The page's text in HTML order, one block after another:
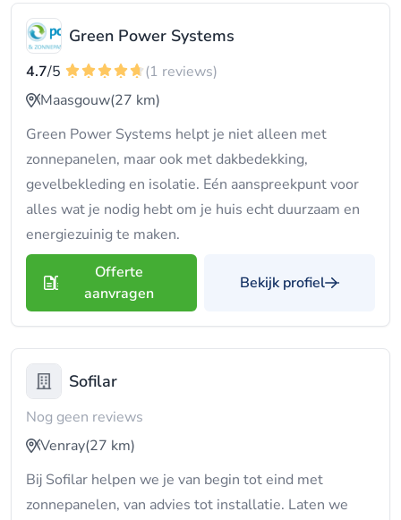
Green Power Systems
4.7/5
(1 reviews)
Maasgouw(27 km)
Green Power Systems helpt je niet alleen met
zonnepanelen, maar ook met dakbedekking,
gevelbekleding en isolatie. Eén aanspreekpunt voor
alles wat je nodig hebt om je huis echt duurzaam en
energiezuinig te maken.
Offerte
aanvragen
Bekijk profiel
Sofilar
Nog geen reviews
Venray(27 km)
Bij Sofilar helpen we je van begin tot eind met
zonnepanelen, van advies tot installatie. Laten we